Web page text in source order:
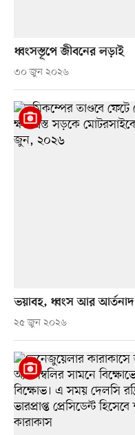
ধ্বংসস্তূপে জীবনের লড়াই
৩০ জুন ২০২৬
ভয়াবহ, ধ্বংস আর আর্তনাদ
২৫ জুন ২০২৬